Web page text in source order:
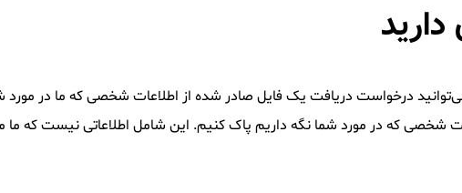
درخواست دریافت یک فایل صادر شده از اطلاعات شخصی که ما در مورد
که در مورد شما نگه داریم پاک کنیم. این شامل اطلاعاتی نیست که ما